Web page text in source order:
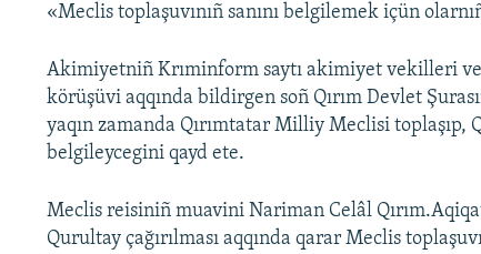
«Meclis toplaşuvınıñ sanını belgilemek içün
Akimiyetniñ Krıminform saytı akimiyet vekilleri
körüşüvi aqqında bildirgen soñ Qırım Devlet
yaqın zamanda Qırımtatar Milliy Meclisi toplaşıp,
belgileycegini qayd ete.
Meclis reisiniñ muavini Nariman Celâl
Qurultay çağırılması aqqında qarar Meclis